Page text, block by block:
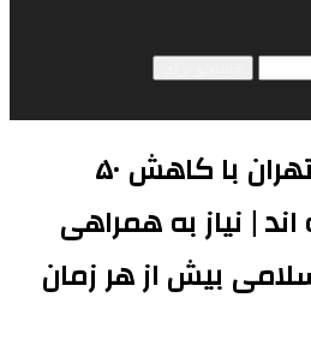
وزیر نیرو: سدهای تهران با کاهش ۵۰
| نیاز به همراهی
بیش از هر زمان